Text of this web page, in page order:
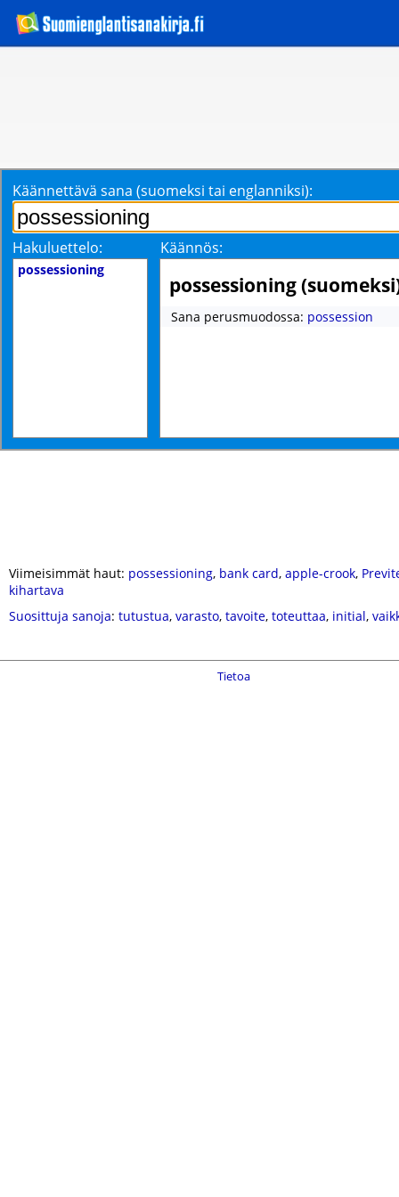
Käännettävä sana (suomeksi tai englanniksi):
Hakuluettelo: Käännös:
possessioning
possessioning
Sana perusmuodossa: possession
Viimeisimmät haut: possessioning, bank card, apple-crook,
kihartava
Suosittuja sanoja: tutustua, varasto, tavoite, toteuttaa, initial,
Tietoa